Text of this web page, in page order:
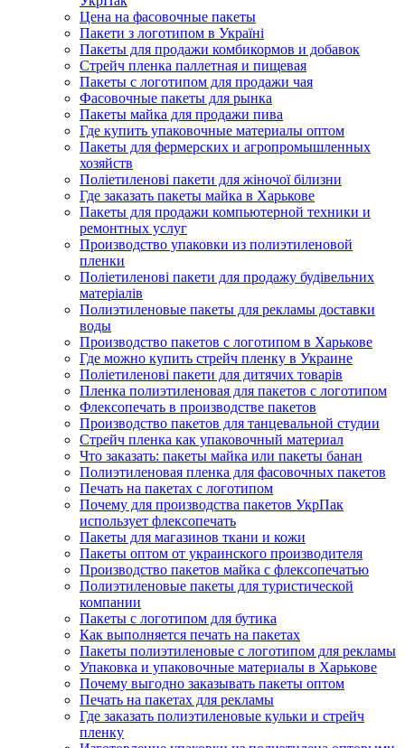
Цена на фасовочные пакеты
Пакети з логотипом в Україні
Пакеты для продажи комбикормов и добавок
Стрейч пленка паллетная и пищевая
Пакеты с логотипом для продажи чая
Фасовочные пакеты для рынка
Пакеты майка для продажи пива
Где купить упаковочные материалы оптом
Пакеты для фермерских и агропромышленных
хозяйств
Поліетиленові пакети для жіночої білизни
Где заказать пакеты майка в Харькове
Пакеты для продажи компьютерной техники и
ремонтных услуг
Производство упаковки из полиэтиленовой
пленки
Поліетиленові пакети для продажу будівельних
матеріалів
Полиэтиленовые пакеты для рекламы доставки
воды
Производство пакетов с логотипом в Харькове
Где можно купить стрейч пленку в Украине
Поліетиленові пакети для дитячих товарів
Пленка полиэтиленовая для пакетов с логотипом
Флексопечать в производстве пакетов
Производство пакетов для танцевальной студии
Стрейч пленка как упаковочный материал
Что заказать: пакеты майка или пакеты банан
Полиэтиленовая пленка для фасовочных пакетов
Печать на пакетах с логотипом
Почему для производства пакетов УкрПак
использует флексопечать
Пакеты для магазинов ткани и кожи
Пакеты оптом от украинского производителя
Производство пакетов майка с флексопечатью
Полиэтиленовые пакеты для туристической
компании
Пакеты с логотипом для бутика
Как выполняется печать на пакетах
Пакеты полиэтиленовые с логотипом для рекламы
Упаковка и упаковочные материалы в Харькове
Почему выгодно заказывать пакеты оптом
Печать на пакетах для рекламы
Где заказать полиэтиленовые кульки и стрейч
пленку